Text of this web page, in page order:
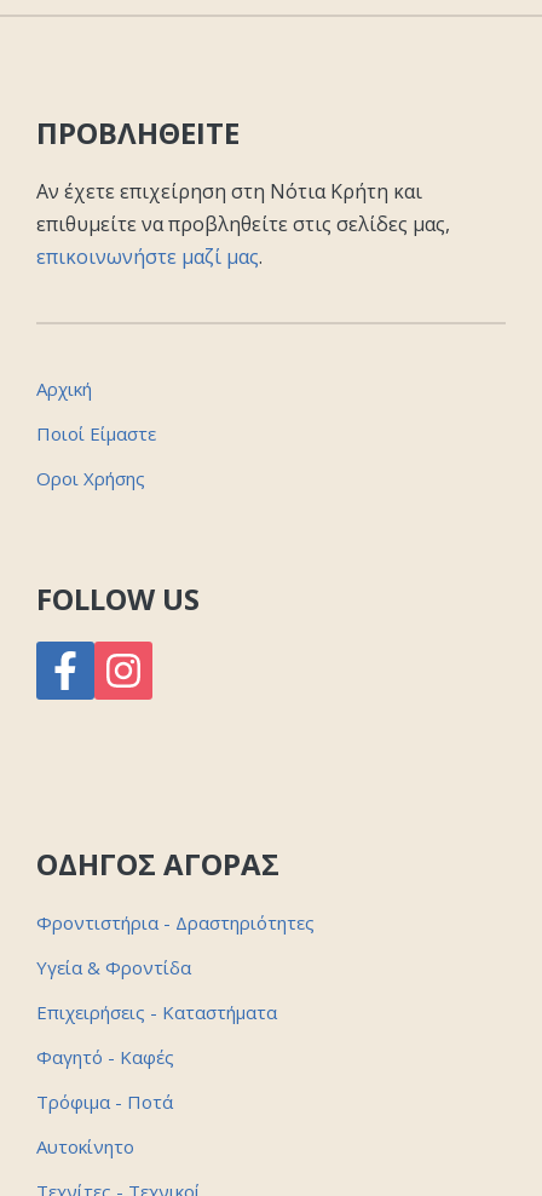
ΠΡΟΒΛΗΘΕΙΤΕ
Αν έχετε επιχείρηση στη Νότια Κρήτη και
επιθυμείτε να προβληθείτε στις σελίδες μας,
επικοινωνήστε μαζί μας.
Αρχική
Ποιοί Είμαστε
Οροι Χρήσης
FOLLOW US
ΟΔΗΓΟΣ ΑΓΟΡΑΣ
Φροντιστήρια - Δραστηριότητες
Υγεία & Φροντίδα
Επιχειρήσεις - Καταστήματα
Φαγητό - Καφές
Τρόφιμα - Ποτά
Αυτοκίνητο